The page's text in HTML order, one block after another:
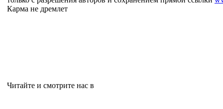
Карма не дремлет
Читайте и смотрите нас в